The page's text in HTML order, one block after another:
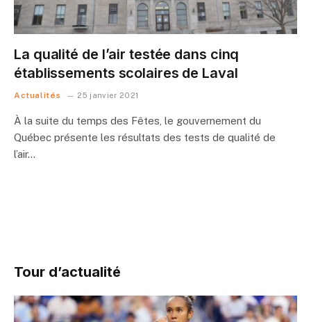
La qualité de l’air testée dans cinq
établissements scolaires de Laval
Actualités 25 janvier 2021
À la suite du temps des Fêtes, le gouvernement du
Québec présente les résultats des tests de qualité de
l’air…
Tour d’actualité